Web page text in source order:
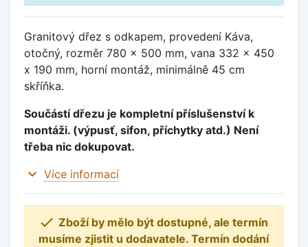
Granitový dřez s odkapem, provedení Káva,
otočný, rozměr 780 x 500 mm, vana 332 x 450
x 190 mm, horní montáž, minimálně 45 cm
skříňka.
Součástí dřezu je kompletní příslušenství k
montáži. (výpusť, sifon, příchytky atd.) Není
třeba nic dokupovat.
expand_more Více informací
 Zboží by mělo být dostupné, ale termín
musíme zjistit u dodavatele. Termín dodání